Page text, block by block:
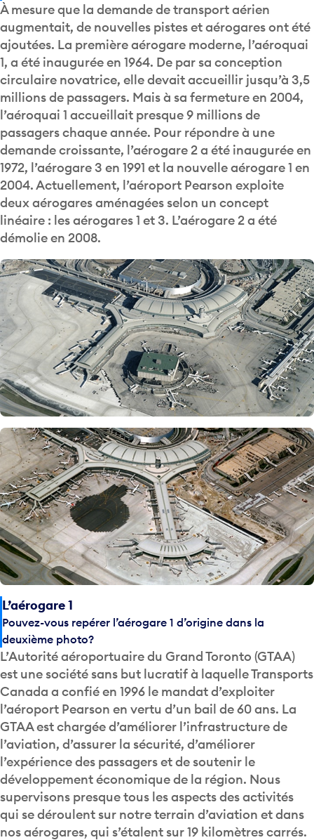
À mesure que la demande de transport aérien
augmentait, de nouvelles pistes et aérogares ont été
ajoutées. La première aérogare moderne, l’aéroquai
1, a été inaugurée en 1964. De par sa conception
circulaire novatrice, elle devait accueillir jusqu’à 3,5
millions de passagers. Mais à sa fermeture en 2004,
l’aéroquai 1 accueillait presque 9 millions de
passagers chaque année. Pour répondre à une
demande croissante, l’aérogare 2 a été inaugurée en
1972, l’aérogare 3 en 1991 et la nouvelle aérogare 1 en
2004. Actuellement, l’aéroport Pearson exploite
deux aérogares aménagées selon un concept
linéaire : les aérogares 1 et 3. L’aérogare 2 a été
démolie en 2008.
L’aérogare 1
Pouvez-vous repérer l’aérogare 1 d’origine dans la
deuxième photo?
L’Autorité aéroportuaire du Grand Toronto (GTAA)
est une société sans but lucratif à laquelle Transports
Canada a confié en 1996 le mandat d’exploiter
l’aéroport Pearson en vertu d’un bail de 60 ans. La
GTAA est chargée d’améliorer l’infrastructure de
l’aviation, d’assurer la sécurité, d’améliorer
l’expérience des passagers et de soutenir le
développement économique de la région. Nous
supervisons presque tous les aspects des activités
qui se déroulent sur notre terrain d’aviation et dans
nos aérogares, qui s’étalent sur 19 kilomètres carrés.